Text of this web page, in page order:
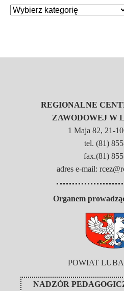
REGIONALNE
ZAWODOWEJ W
1 Maja 82, 21-
tel. (81)
fax.(81)
adres e-mail:
Organem
POWIAT
NADZÓR